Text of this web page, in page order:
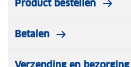
Product bestellen
Betalen